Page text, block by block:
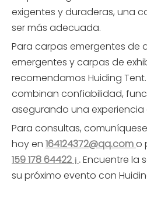
exigentes y duraderas, una
ser más adecuada.
Para carpas emergentes de
emergentes y carpas de
recomendamos Huiding
combinan confiabilidad,
asegurando una experiencia
Para consultas,
hoy en 164124372@qq.como
159 178 64422 ¡ .Encuentre la
su próximo evento con